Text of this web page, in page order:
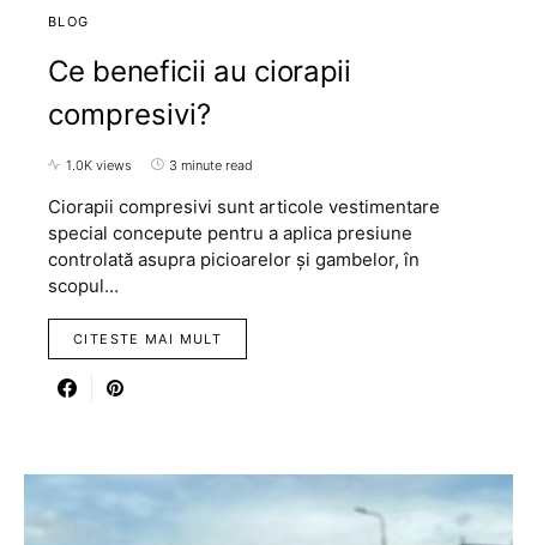
BLOG
Ce beneficii au ciorapii
compresivi?
1.0K views 3 minute read
Ciorapii compresivi sunt articole vestimentare
special concepute pentru a aplica presiune
controlată asupra picioarelor și gambelor, în
scopul…
CITESTE MAI MULT